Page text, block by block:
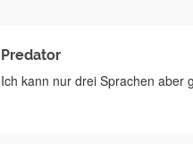
Predator
Ich kann nur drei Sprachen aber